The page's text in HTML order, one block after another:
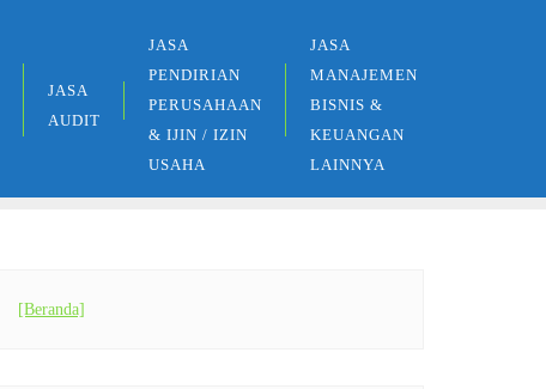
JASA
AUDIT
JASA
PENDIRIAN
PERUSAHAAN
& IJIN / IZIN
USAHA
JASA
MANAJEMEN
BISNIS &
KEUANGAN
LAINNYA
[Beranda]